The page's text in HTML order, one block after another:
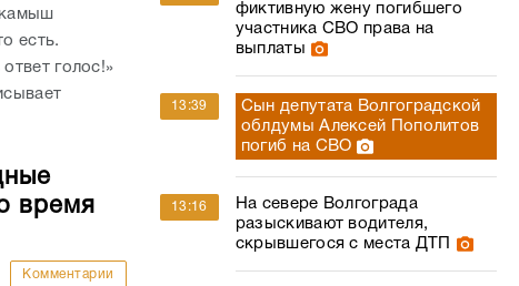
есть.
голос!»
время
Комментарии
фиктивную жену погибшего
участника СВО права на
выплаты
13:39
Сын депутата Волгоградской
облдумы Алексей Пополитов
погиб на СВО
13:16
На севере Волгограда
разыскивают водителя,
скрывшегося с места ДТП